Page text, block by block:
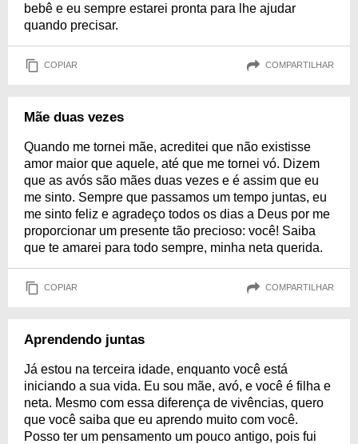
bebê e eu sempre estarei pronta para lhe ajudar
quando precisar.
COPIAR COMPARTILHAR
Mãe duas vezes
Quando me tornei mãe, acreditei que não existisse
amor maior que aquele, até que me tornei vó. Dizem
que as avós são mães duas vezes e é assim que eu
me sinto. Sempre que passamos um tempo juntas, eu
me sinto feliz e agradeço todos os dias a Deus por me
proporcionar um presente tão precioso: você! Saiba
que te amarei para todo sempre, minha neta querida.
COPIAR COMPARTILHAR
Aprendendo juntas
Já estou na terceira idade, enquanto você está
iniciando a sua vida. Eu sou mãe, avó, e você é filha e
neta. Mesmo com essa diferença de vivências, quero
que você saiba que eu aprendo muito com você.
Posso ter um pensamento um pouco antigo, pois fui